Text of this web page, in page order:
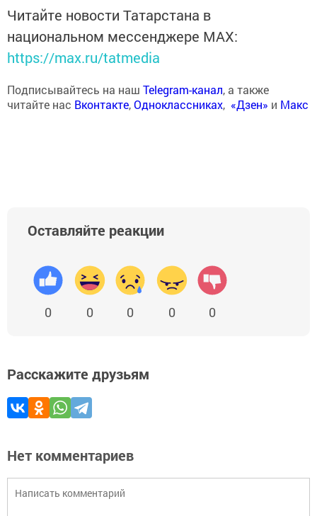
Читайте новости Татарстана в
национальном мессенджере MАХ:
https://max.ru/tatmedia
Подписывайтесь на наш Telegram-канал, а также
читайте нас Вконтакте,Одноклассниках, «Дзен» и Макс
Оставляйте реакции
0 0 0 0 0
Расскажите друзьям
Нет комментариев